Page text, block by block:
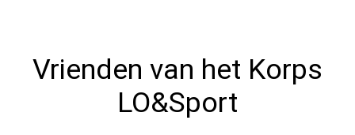
Vrienden van het Korps
LO&Sport